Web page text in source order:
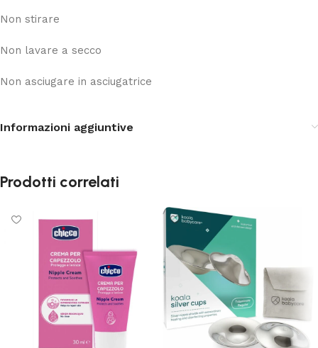
Non stirare
Non lavare a secco
Non asciugare in asciugatrice
Informazioni aggiuntive
Prodotti correlati